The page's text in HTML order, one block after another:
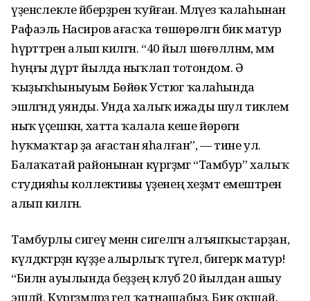
үҙенсәлекле әйберҙә­рен ҡуйған. Мәләүез ҡалаһынан
Рафаэль Насиров ағасҡа төшө­рөлгән бик матур
һүрәттәрен алып килгән. “40 йыл шөғөл­ләнәм, әммә
һуңғы дүрт йылда ныҡлап тотондом. Ә
ҡыҙыҡһы­ныуым Бөйөк Устюг ҡалаһында
эшләгәндә уянды. Унда халыҡ ижады шул тиклем
ныҡ үҫешкән, хатта ҡалала кеше йөрөгән
һуҡмаҡтар ҙа ағастан яһалған”, — тине ул.
Балаҡатай районынан күргәҙмәгә “Тамбур” халыҡ
студияһы коллективы үҙенең хеҙмәт емештәрен
алып килгән.
Тамбурлы сигеү менән сигелгән алъяпҡыстарҙан,
күлдәктәрҙән күҙҙе алырлыҡ түгел, бигерәк матур!
“Билән ауылында беҙҙең клуб 20 йылдан ашыу
эшләй. Күргәҙмәләрҙә гел ҡатнашабыҙ. Бик оҡшай.